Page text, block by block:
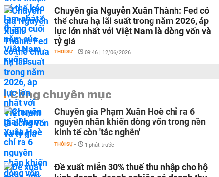
Chuyên gia Nguyễn Xuân Thành: Fed có
thể chưa hạ lãi suất trong năm 2026, áp
lực lớn nhất với Việt Nam là dòng vốn và
tỷ giá
THỜI SỰ - 09:46 | 12/06/2026
Cùng chuyên mục
Chuyên gia Phạm Xuân Hoè chỉ ra 6
nguyên nhân khiến dòng vốn trong nền
kinh tế còn 'tắc nghẽn'
THỜI SỰ - 1 phút trước
Đề xuất miễn 30% thuế thu nhập cho hộ